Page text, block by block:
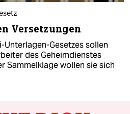
Versetzungen
Gesetzes sollen
des Geheimdienstes
Sammelklage wollen sie sich